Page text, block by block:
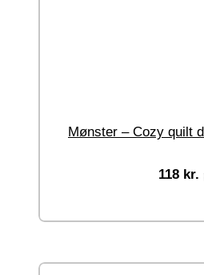
Mønster – Cozy quilt
118 kr.